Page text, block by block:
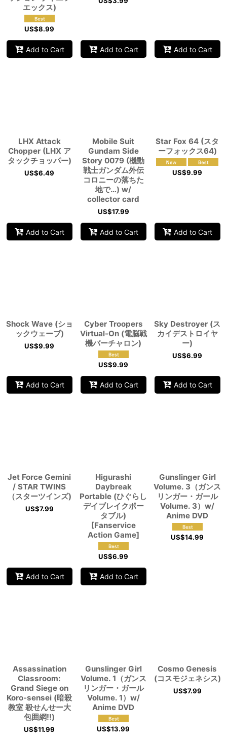
エックス)
US$8.99
Add to Cart Add to Cart Add to Cart
LHX Attack
Chopper (LHX ア
タックチョッパー)
US$6.49
Add to Cart
Mobile Suit
Gundam Side
Story 0079 (機動
戦士ガンダム外伝
コロニーの落ちた
地で…) w/
collector card
US$17.99
Add to Cart
Star Fox 64 (スタ
ーフォックス64)
US$9.99
Add to Cart
Shock Wave (ショ
ックウェーブ)
US$9.99
Add to Cart
Cyber Troopers
Virtual-On (電脳戦
機バーチャロン)
US$9.99
Add to Cart
Sky Destroyer (ス
カイデストロイヤ
ー)
US$6.99
Add to Cart
Jet Force Gemini
/ STAR TWINS
（スターツインズ)
US$7.99
Add to Cart
Higurashi
Daybreak
Portable (ひぐらし
デイブレイクポー
タブル)
[Fanservice
Action Game]
US$6.99
Add to Cart
Gunslinger Girl
Volume. 3（ガンス
リンガー・ガール
Volume. 3）w/
Anime DVD
US$14.99
Assassination
Classroom:
Grand Siege on
Koro-sensei (暗殺
教室 殺せんせー大
包囲網!!)
US$11.99
Gunslinger Girl
Volume. 1（ガンス
リンガー・ガール
Volume. 1）w/
Anime DVD
US$13.99
Cosmo Genesis
(コスモジェネシス)
US$7.99